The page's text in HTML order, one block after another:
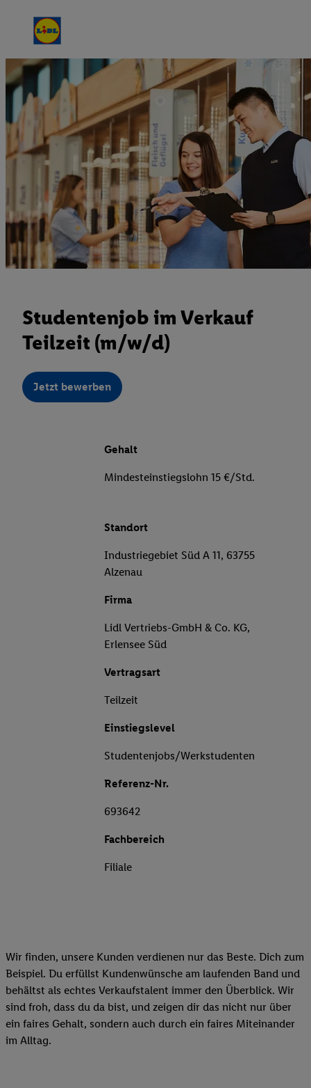
Studentenjob im Verkauf
Teilzeit (m/w/d)
Jetzt bewerben
Gehalt
Mindesteinstiegslohn 15 €/Std.
Standort
Industriegebiet Süd A 11, 63755
Alzenau
Firma
Lidl Vertriebs-GmbH & Co. KG,
Erlensee Süd
Vertragsart
Teilzeit
Einstiegslevel
Studentenjobs/Werkstudenten
Referenz-Nr.
693642
Fachbereich
Filiale
Wir finden, unsere Kunden verdienen nur das Beste. Dich zum
Beispiel. Du erfüllst Kundenwünsche am laufenden Band und
behältst als echtes Verkaufstalent immer den Überblick. Wir
sind froh, dass du da bist, und zeigen dir das nicht nur über
ein faires Gehalt, sondern auch durch ein faires Miteinander
im Alltag.